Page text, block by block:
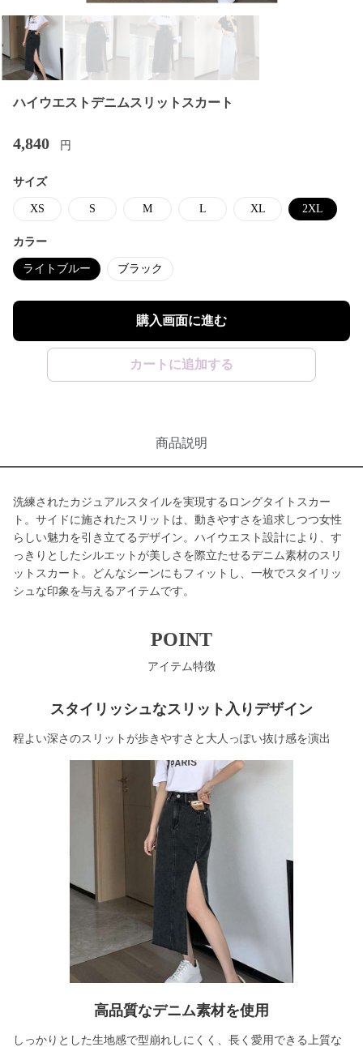
ハイウエストデニムスリットスカート
4,840 円
サイズ
XS S M L XL 2XL
カラー
ライトブルー ブラック
購入画面に進む
カートに追加する
商品説明
洗練されたカジュアルスタイルを実現するロングタイトスカー
ト。サイドに施されたスリットは、動きやすさを追求しつつ女性
らしい魅力を引き立てるデザイン。ハイウエスト設計により、す
っきりとしたシルエットが美しさを際立たせるデニム素材のスリ
ットスカート。どんなシーンにもフィットし、一枚でスタイリッ
シュな印象を与えるアイテムです。
POINT
アイテム特徴
スタイリッシュなスリット入りデザイン
程よい深さのスリットが歩きやすさと大人っぽい抜け感を演出
高品質なデニム素材を使用
しっかりとした生地感で型崩れしにくく、長く愛用できる上質な